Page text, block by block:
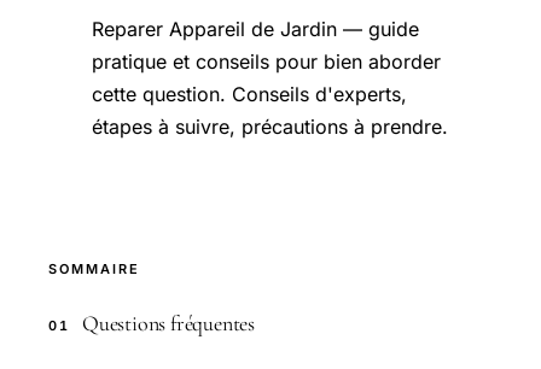
Reparer Appareil de Jardin — guide
pratique et conseils pour bien aborder
cette question. Conseils d'experts,
étapes à suivre, précautions à prendre.
SOMMAIRE
01 Questions fréquentes